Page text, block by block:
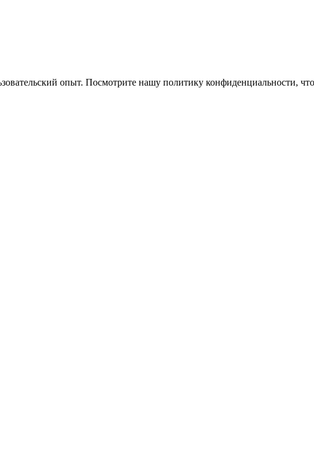
опыт. Посмотрите нашу политику конфиденциальности,